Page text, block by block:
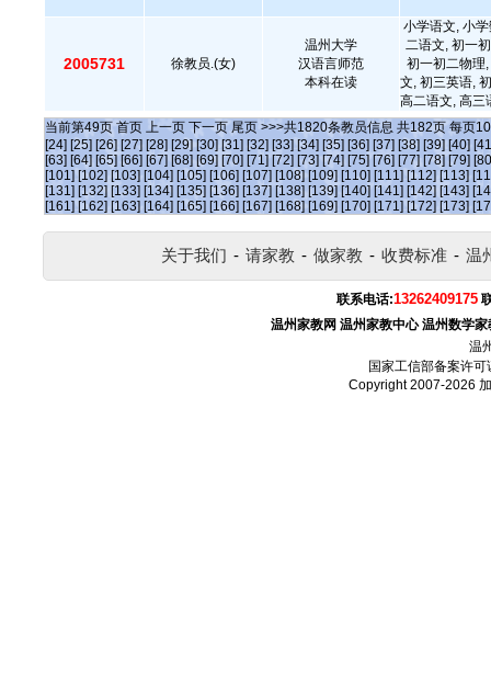
2005731 徐教员.(女)
温州大学
汉语言师范
本科在读
小学语文, 小
二语文, 初一
初一初二物理
文, 初三英语,
高二语文, 高三
当前第49页 首页 上一页 下一页 尾页 >>>共1820条教员信息 共182页 每页10
[24] [25] [26] [27] [28] [29] [30] [31] [32] [33] [34] [35] [36] [37] [38] [39] [40]
[63] [64] [65] [66] [67] [68] [69] [70] [71] [72] [73] [74] [75] [76] [77] [78] [79]
[101] [102] [103] [104] [105] [106] [107] [108] [109] [110] [111] [112] [113]
[131] [132] [133] [134] [135] [136] [137] [138] [139] [140] [141] [142] [143]
[161] [162] [163] [164] [165] [166] [167] [168] [169] [170] [171] [172] [173]
关于我们 - 请家教 - 做家教 - 收费标准 - 温
联系电话:13262409175
温州家教网 温州家教中心 温州数学家
温
国家工信部备案许可
Copyright 2007-2026